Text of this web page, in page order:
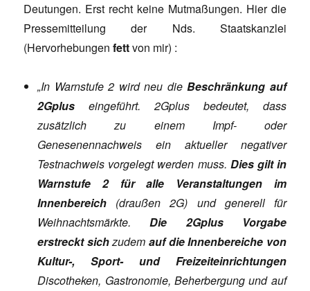
Deutungen. Erst recht keine Mutmaßungen. Hier die
Pressemitteilung der Nds. Staatskanzlei
(Hervorhebungenfettvon mir) :
„In Warnstufe 2 wird neu dieBeschränkung auf
2Gplus eingeführt. 2Gplus bedeutet, dass
zusätzlich zu einem Impf- oder
Genesenennachweis ein aktueller negativer
Testnachweis vorgelegt werden muss. Dies gilt in
Warnstufe 2 für alle Veranstaltungen im
Innenbereich (draußen 2G) und generell für
Weihnachtsmärkte.Die 2Gplus Vorgabe
erstrecktsichzudem auf die Innenbereiche von
Kultur-, Sport- und Freizeiteinrichtungen
Discotheken, Gastronomie, Beherbergung und auf